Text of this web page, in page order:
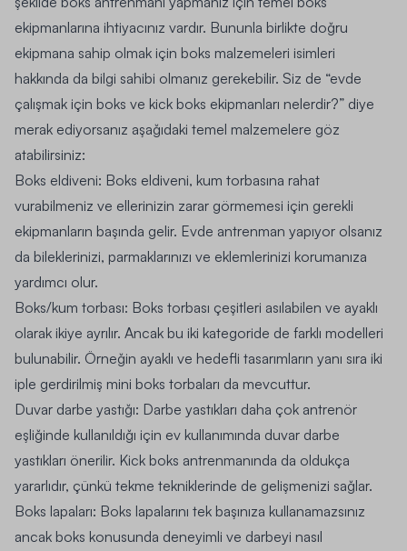
ekipmanlarına ihtiyacınız vardır. Bununla birlikte doğru
ekipmana sahip olmak için boks malzemeleri isimleri
hakkında da bilgi sahibi olmanız gerekebilir. Siz de “evde
çalışmak için boks ve kick boks ekipmanları nelerdir?” diye
merak ediyorsanız aşağıdaki temel malzemelere göz
atabilirsiniz:
Boks eldiveni: Boks eldiveni, kum torbasına rahat
vurabilmeniz ve ellerinizin zarar görmemesi için gerekli
ekipmanların başında gelir. Evde antrenman yapıyor olsanız
da bileklerinizi, parmaklarınızı ve eklemlerinizi korumanıza
yardımcı olur.
Boks/kum torbası: Boks torbası çeşitleri asılabilen ve ayaklı
olarak ikiye ayrılır. Ancak bu iki kategoride de farklı modelleri
bulunabilir. Örneğin ayaklı ve hedefli tasarımların yanı sıra iki
iple gerdirilmiş mini boks torbaları da mevcuttur.
Duvar darbe yastığı: Darbe yastıkları daha çok antrenör
eşliğinde kullanıldığı için ev kullanımında duvar darbe
yastıkları önerilir. Kick boks antrenmanında da oldukça
yararlıdır, çünkü tekme tekniklerinde de gelişmenizi sağlar.
Boks lapaları: Boks lapalarını tek başınıza kullanamazsınız
ancak boks konusunda deneyimli ve darbeyi nasıl